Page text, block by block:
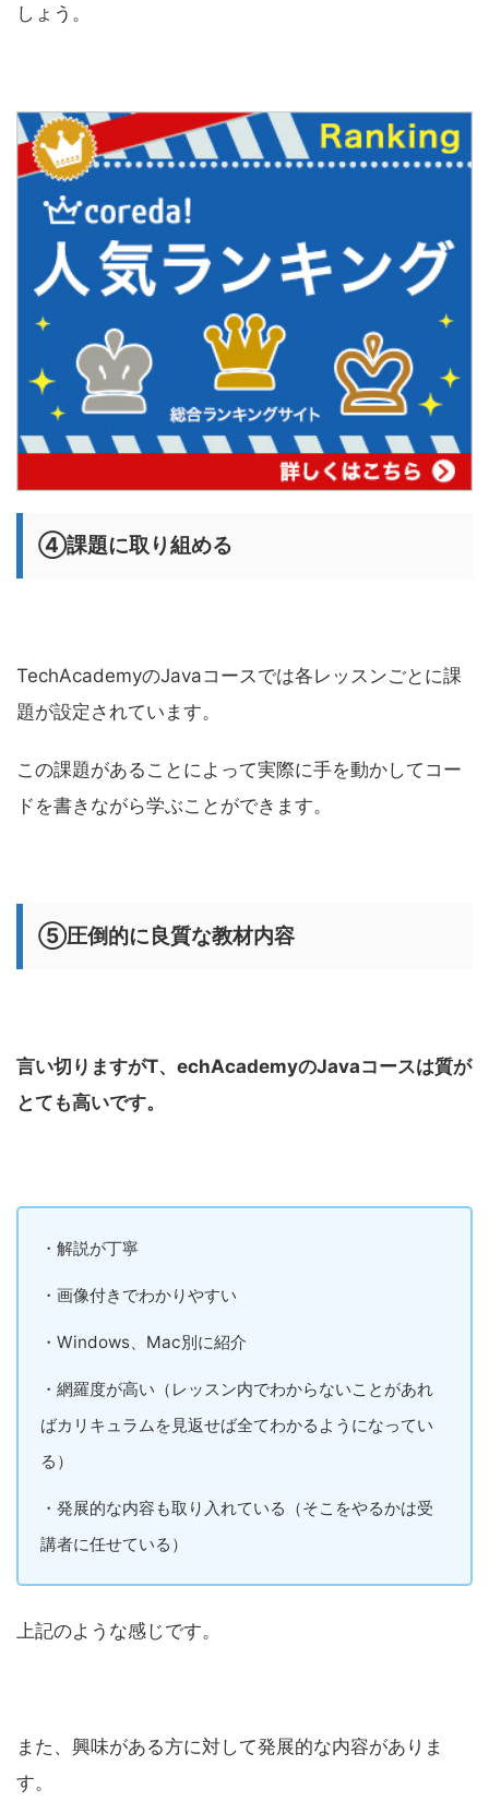
しょう。
④課題に取り組める
TechAcademyのJavaコースでは各レッスンごとに課
題が設定されています。
この課題があることによって実際に手を動かしてコー
ドを書きながら学ぶことができます。
⑤圧倒的に良質な教材内容
言い切りますがT、echAcademyのJavaコースは質が
とても高いです。
・解説が丁寧
・画像付きでわかりやすい
・Windows、Mac別に紹介
・網羅度が高い（レッスン内でわからないことがあれ
ばカリキュラムを見返せば全てわかるようになってい
る）
・発展的な内容も取り入れている（そこをやるかは受
講者に任せている）
上記のような感じです。
また、興味がある方に対して発展的な内容がありま
す。